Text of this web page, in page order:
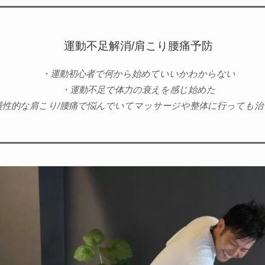
運動不足解消/肩こり腰痛予防
・運動初心者で何から始めていいかわからない
・運動不足で体力の衰えを感じ始めた
性的な肩こり/腰痛で悩んでいてマッサージや整体に行っても